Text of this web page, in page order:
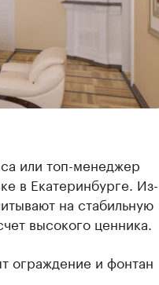
или топ-менеджер
в Екатеринбурге. Из-
на стабильную
высокого ценника.
ограждение и фонтан